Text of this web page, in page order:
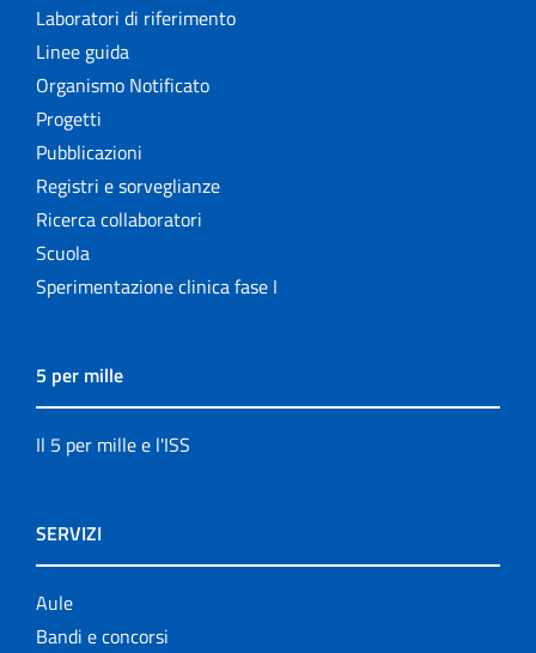
Laboratori di riferimento
Linee guida
Organismo Notificato
Progetti
Pubblicazioni
Registri e sorveglianze
Ricerca collaboratori
Scuola
Sperimentazione clinica fase I
5 per mille
Il 5 per mille e l'ISS
SERVIZI
Aule
Bandi e concorsi